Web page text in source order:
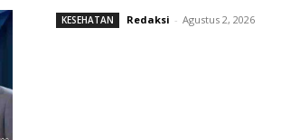
KESEHATAN Redaksi - Agustus 2, 2026